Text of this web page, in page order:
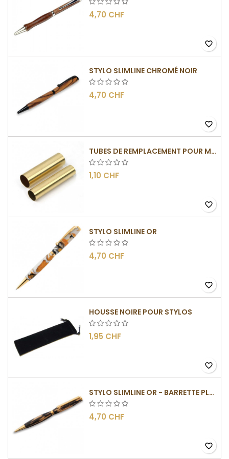
4,70 CHF
favorite_border
STYLO SLIMLINE CHROMÉ NOIR
4,70 CHF
favorite_border
TUBES DE REMPLACEMENT POUR MÉCANISMES SLIMLINE
1,10 CHF
favorite_border
STYLO SLIMLINE OR
4,70 CHF
favorite_border
HOUSSE NOIRE POUR STYLOS
1,95 CHF
favorite_border
STYLO SLIMLINE OR - BARRETTE PLATE
4,70 CHF
favorite_border